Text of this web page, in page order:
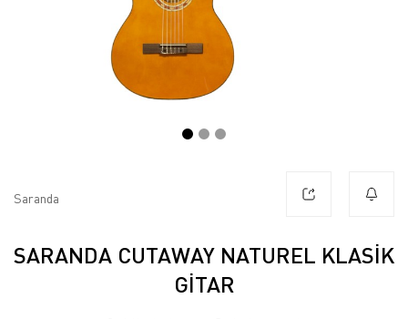
Saranda
SARANDA CUTAWAY NATUREL KLASIK
GITAR